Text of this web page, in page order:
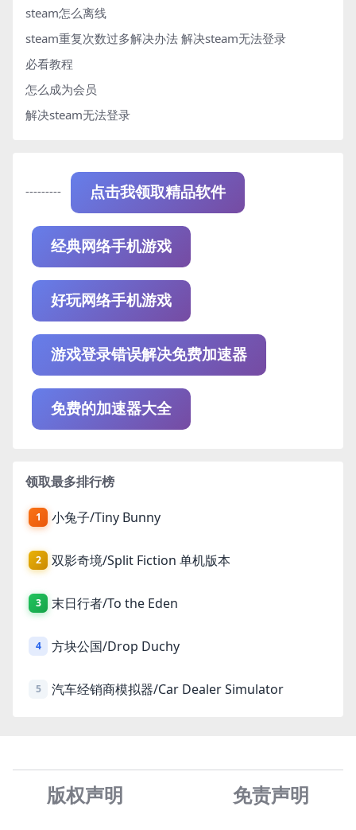
steam怎么离线
steam重复次数过多解决办法 解决steam无法登录
必看教程
怎么成为会员
解决steam无法登录
--------- 点击我领取精品软件
经典网络手机游戏
好玩网络手机游戏
游戏登录错误解决免费加速器
免费的加速器大全
领取最多排行榜
1 小兔子/Tiny Bunny
2 双影奇境/Split Fiction 单机版本
3 末日行者/To the Eden
4 方块公国/Drop Duchy
5 汽车经销商模拟器/Car Dealer Simulator
版权声明 免责声明